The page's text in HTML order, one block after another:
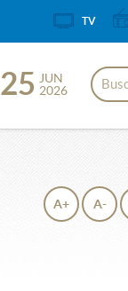
25 JUN
2026
A+ A-
TV